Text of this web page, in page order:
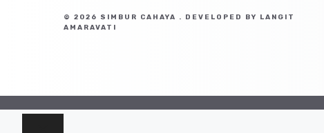
© 2026 SIMBUR CAHAYA . DEVELOPED BY LANGIT
AMARAVATI